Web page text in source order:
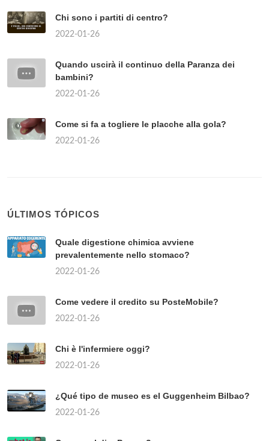
Chi sono i partiti di centro?
2022-01-26
Quando uscirà il continuo della Paranza dei
bambini?
2022-01-26
Come si fa a togliere le placche alla gola?
2022-01-26
ÚLTIMOS TÓPICOS
Quale digestione chimica avviene
prevalentemente nello stomaco?
2022-01-26
Come vedere il credito su PosteMobile?
2022-01-26
Chi è l'infermiere oggi?
2022-01-26
¿Qué tipo de museo es el Guggenheim Bilbao?
2022-01-26